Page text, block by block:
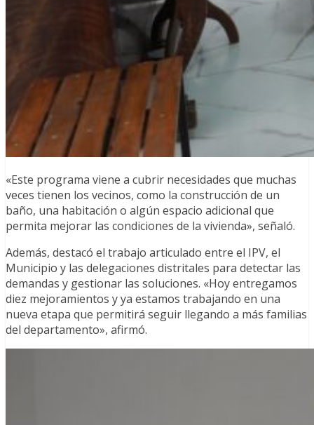
«Este programa viene a cubrir necesidades que muchas
veces tienen los vecinos, como la construcción de un
baño, una habitación o algún espacio adicional que
permita mejorar las condiciones de la vivienda», señaló.
Además, destacó el trabajo articulado entre el IPV, el
Municipio y las delegaciones distritales para detectar las
demandas y gestionar las soluciones. «Hoy entregamos
diez mejoramientos y ya estamos trabajando en una
nueva etapa que permitirá seguir llegando a más familias
del departamento», afirmó.